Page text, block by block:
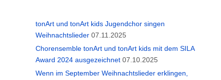
tonArt und tonArt kids Jugendchor singen
Weihnachtslieder 07.11.2025
Chorensemble tonArt und tonArt kids mit dem SILA
Award 2024 ausgezeichnet 07.10.2025
Wenn im September Weihnachtslieder erklingen,